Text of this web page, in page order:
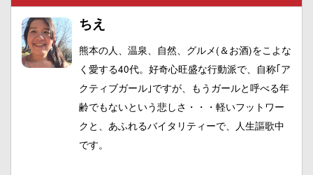
ちえ
熊本の人、温泉、自然、グルメ(＆お酒)をこよな
く愛する40代。好奇心旺盛な行動派で、自称｢ア
クティブガール｣ですが、もうガールと呼べる年
齢でもないという悲しさ・・・軽いフットワー
クと、あふれるバイタリティーで、人生謳歌中
です。